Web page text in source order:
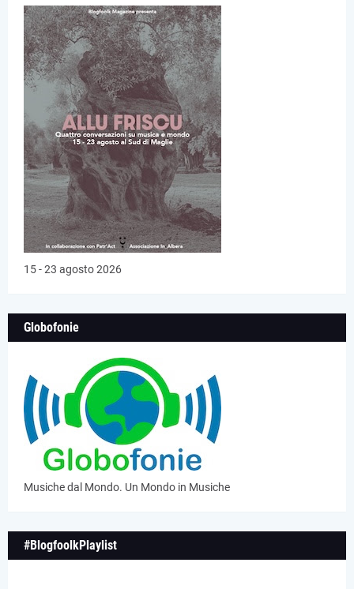
15 - 23 agosto 2026
Globofonie
Musiche dal Mondo. Un Mondo in Musiche
#BlogfoolkPlaylist